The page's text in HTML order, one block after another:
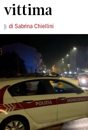
vittima
di Sabrina Chiellini